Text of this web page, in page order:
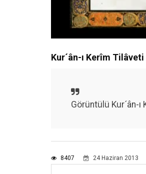
Kur´ân-ı Kerîm Tilâveti
Görüntülü Kur´ân-
8407 24 Haziran 2013